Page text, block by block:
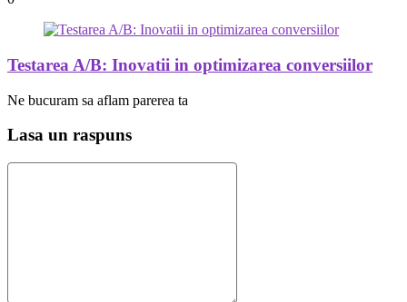
Testarea A/B: Inovatii in optimizarea conversiilor
Ne bucuram sa aflam parerea ta
Lasa un raspuns